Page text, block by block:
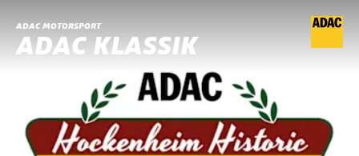
ADAC MOTORSPORT
ADAC KLASSIK